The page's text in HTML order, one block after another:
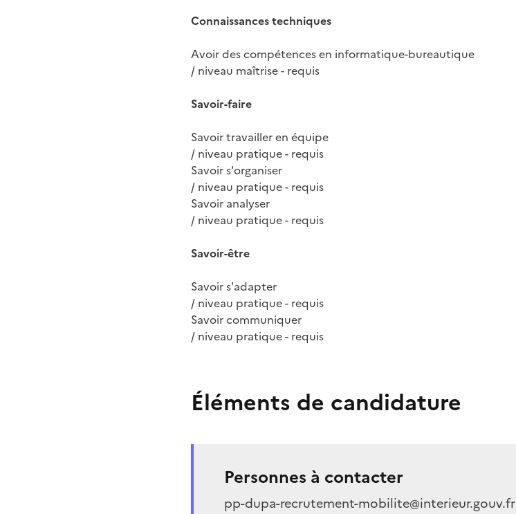
Connaissances techniques
Avoir des compétences en informatique-bureautique
/ niveau maîtrise - requis
Savoir-faire
Savoir travailler en équipe
/ niveau pratique - requis
Savoir s'organiser
/ niveau pratique - requis
Savoir analyser
/ niveau pratique - requis
Savoir-être
Savoir s'adapter
/ niveau pratique - requis
Savoir communiquer
/ niveau pratique - requis
Éléments de candidature
Personnes à contacter
pp-dupa-recrutement-mobilite@interieur.gouv.fr